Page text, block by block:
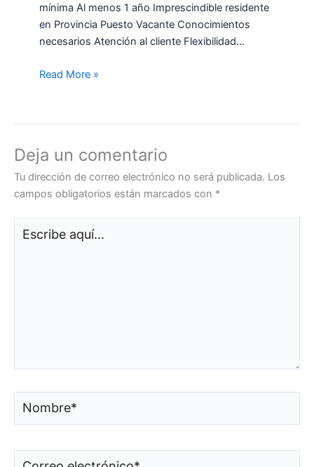
mínima Al menos 1 año Imprescindible residente
en Provincia Puesto Vacante Conocimientos
necesarios Atención al cliente Flexibilidad…
Read More »
Deja un comentario
Tu dirección de correo electrónico no será publicada. Los
campos obligatorios están marcados con *
aquí...
Correo